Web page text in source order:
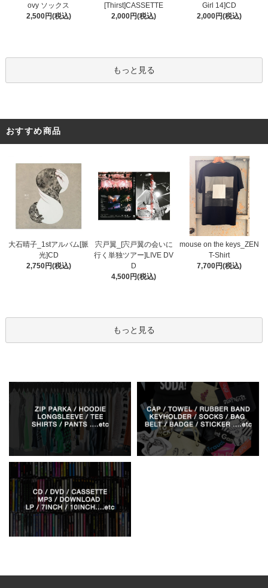
ovy ソックス
2,500円(税込)
[Thirst]CASSETTE
2,000円(税込)
Girl 14]CD
2,000円(税込)
もっと見る
おすすめ商品
大石晴子_1stアルバム[脈
光]CD
2,750円(税込)
宍戸翼_[宍戸翼の会いに
行く単独ツアー]LIVE DV
D
4,500円(税込)
mouse on the keys_ZEN
T-Shirt
7,700円(税込)
もっと見る